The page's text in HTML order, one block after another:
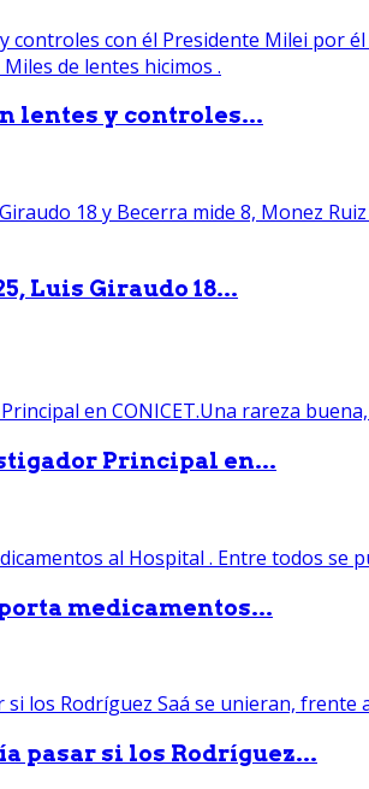
lentes y controles...
Luis Giraudo 18...
Principal en...
medicamentos...
pasar si los Rodríguez...